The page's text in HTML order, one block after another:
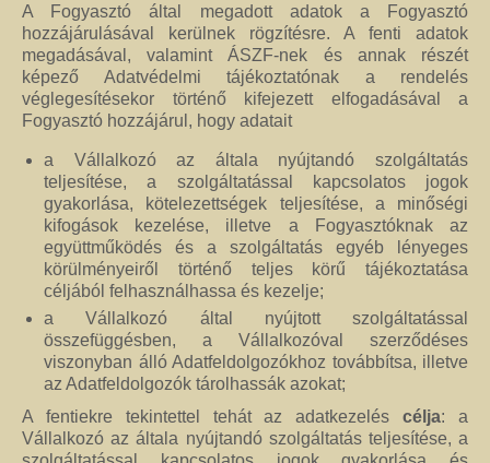
A Fogyasztó által megadott adatok a Fogyasztó
hozzájárulásával kerülnek rögzítésre. A fenti adatok
megadásával, valamint ÁSZF-nek és annak részét
képező Adatvédelmi tájékoztatónak a rendelés
véglegesítésekor történő kifejezett elfogadásával a
Fogyasztó hozzájárul, hogy adatait
a Vállalkozó az általa nyújtandó szolgáltatás
teljesítése, a szolgáltatással kapcsolatos jogok
gyakorlása, kötelezettségek teljesítése, a minőségi
kifogások kezelése, illetve a Fogyasztóknak az
együttműködés és a szolgáltatás egyéb lényeges
körülményeiről történő teljes körű tájékoztatása
céljából felhasználhassa és kezelje;
a Vállalkozó által nyújtott szolgáltatással
összefüggésben, a Vállalkozóval szerződéses
viszonyban álló Adatfeldolgozókhoz továbbítsa, illetve
az Adatfeldolgozók tárolhassák azokat;
A fentiekre tekintettel tehát az adatkezeléscélja: a
Vállalkozó az általa nyújtandó szolgáltatás teljesítése, a